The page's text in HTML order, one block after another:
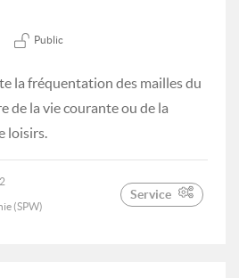
Public
la fréquentation des mailles du
de la vie courante ou de la
loisirs.
(SPW)
Service